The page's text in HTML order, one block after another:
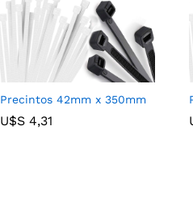
Precintos 42mm x 350mm
U$S 4,31
U$S 4,31